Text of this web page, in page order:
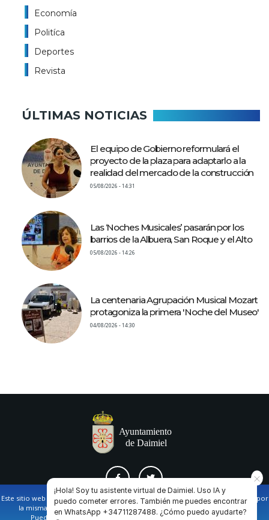
Economía
Politíca
Deportes
Revista
ÚLTIMAS NOTICIAS
El equipo de Gobierno reformulará el
proyecto de la plaza para adaptarlo a la
realidad del mercado de la construcción
05/08/2026 - 14:31
Las ‘Noches Musicales’ pasarán por los
barrios de la Albuera, San Roque y el Alto
05/08/2026 - 14:26
La centenaria Agrupación Musical Mozart
protagoniza la primera 'Noche del Museo'
04/08/2026 - 14:30
AVISO LEGAL Y POLÍTICA DE PRIVACIDAD COOKIES CONTACTO
Este sitio web utiliza cookies propias y de terceros para facilitar la navegación por
la misma y obtener datos estadísticos de la navegación de los usuarios.
Puede obtener más información en nuestrapolítica de cookies
¡Hola! Soy tu asistente virtual de Daimiel. Uso IA y
puedo cometer errores. También me puedes encontrar
en WhatsApp +34711287488. ¿Cómo puedo ayudarte?